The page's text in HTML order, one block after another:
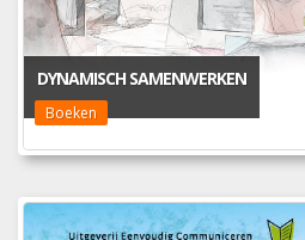
DYNAMISCH SAMENWERKEN
Boeken